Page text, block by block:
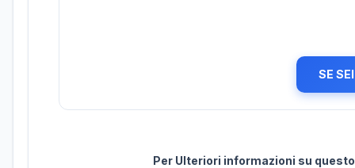
SE
Per Ulteriori informazioni su